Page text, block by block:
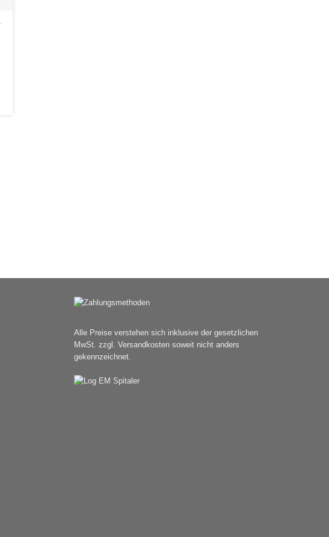
Alle Preise verstehen sich inklusive der gesetzlichen
MwSt. zzgl. Versandkosten soweit nicht anders
gekennzeichnet.